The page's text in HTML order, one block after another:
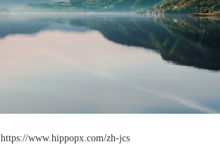
https://www.hippopx.com/zh-jcs